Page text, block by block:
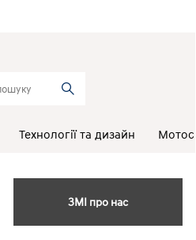
Технології та дизайн
ЗМІ про нас